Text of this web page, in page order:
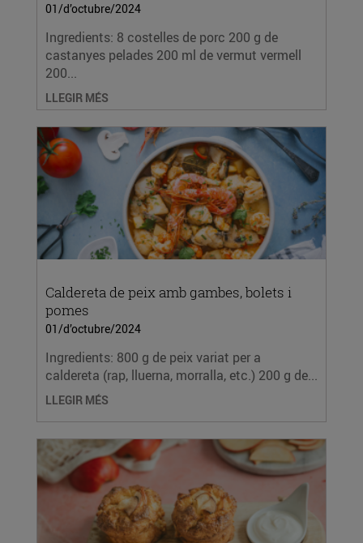
01/d’octubre/2024
Ingredients: 8 costelles de porc 200 g de
castanyes pelades 200 ml de vermut vermell
200...
LLEGIR MÉS
Caldereta de peix amb gambes, bolets i
pomes
01/d’octubre/2024
Ingredients: 800 g de peix variat per a
caldereta (rap, lluerna, morralla, etc.) 200 g de...
LLEGIR MÉS